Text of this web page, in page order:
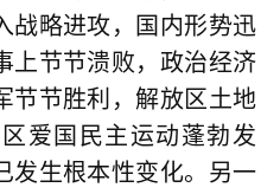
战略进攻，国内形势迅
上节节溃败，政治经济
节节胜利，解放区土地
爱国民主运动蓬勃发
发生根本性变化。另一